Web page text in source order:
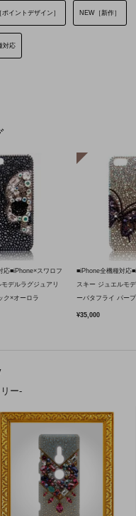
イントデザイン］ NEW［新作］
対応
応■iPhone×スワロフ
デルラグジュアリ
ク×オーロラ
■iPhone全機種対応
スキー ジュエルモ
ーバタフライ パー
¥35,000
ー-